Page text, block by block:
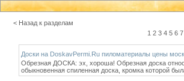
< Назад к разделам
1 2 3 4 5 6 7
Доски на DoskavPermi.Ru пиломатериалы цены
Обрезная ДОСКА: эх, хороша! Обрезная доска
обыкновенная спиленная доска, кромка которой